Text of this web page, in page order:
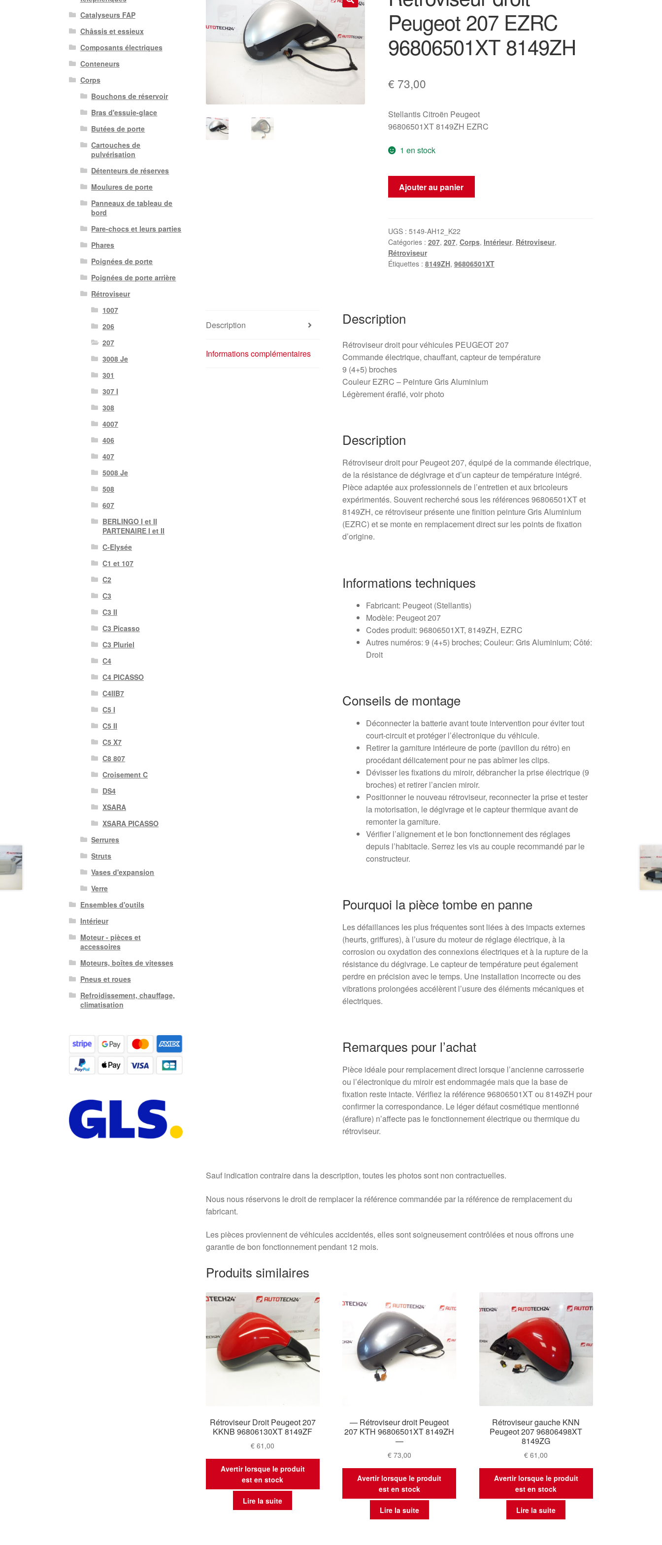
Peugeot 207 EZRC
96806501XT 8149ZH
€ 73,00
Stellantis Citroën Peugeot
96806501XT 8149ZH EZRC
1 en stock
quantité
Peugeot
207
EZRC
96806501XT
Ajouter au panier
UGS : 5149-AH12_K22
Catégories : 207, 207, Corps, Intérieur, Rétroviseur,
Rétroviseur
Étiquettes : 8149ZH, 96806501XT
Description
Informations complémentaires
Description
Rétroviseur droit pour véhicules PEUGEOT 207
Commande électrique, chauffant, capteur de température
9 (4+5) broches
Couleur EZRC – Peinture Gris Aluminium
Légèrement éraflé, voir photo
Description
Rétroviseur droit pour Peugeot 207, équipé de la commande électrique,
de la résistance de dégivrage et d’un capteur de température intégré.
Pièce adaptée aux professionnels de l’entretien et aux bricoleurs
expérimentés. Souvent recherché sous les références 96806501XT et
8149ZH, ce rétroviseur présente une finition peinture Gris Aluminium
(EZRC) et se monte en remplacement direct sur les points de fixation
d’origine.
Informations techniques
Fabricant: Peugeot (Stellantis)
Modèle: Peugeot 207
Codes produit: 96806501XT, 8149ZH, EZRC
Autres numéros: 9 (4+5) broches; Couleur: Gris Aluminium; Côté:
Droit
Conseils de montage
Déconnecter la batterie avant toute intervention pour éviter tout
court-circuit et protéger l’électronique du véhicule.
Retirer la garniture intérieure de porte (pavillon du rétro) en
procédant délicatement pour ne pas abîmer les clips.
Dévisser les fixations du miroir, débrancher la prise électrique (9
broches) et retirer l’ancien miroir.
Positionner le nouveau rétroviseur, reconnecter la prise et tester
la motorisation, le dégivrage et le capteur thermique avant de
remonter la garniture.
Vérifier l’alignement et le bon fonctionnement des réglages
depuis l’habitacle. Serrez les vis au couple recommandé par le
constructeur.
Pourquoi la pièce tombe en panne
Les défaillances les plus fréquentes sont liées à des impacts externes
(heurts, griffures), à l’usure du moteur de réglage électrique, à la
corrosion ou oxydation des connexions électriques et à la rupture de la
résistance du dégivrage. Le capteur de température peut également
perdre en précision avec le temps. Une installation incorrecte ou des
vibrations prolongées accélèrent l’usure des éléments mécaniques et
électriques.
Remarques pour l’achat
Pièce idéale pour remplacement direct lorsque l’ancienne carrosserie
ou l’électronique du miroir est endommagée mais que la base de
fixation reste intacte. Vérifiez la référence 96806501XT ou 8149ZH pour
confirmer la correspondance. Le léger défaut cosmétique mentionné
(éraflure) n’affecte pas le fonctionnement électrique ou thermique du
rétroviseur.
Sauf indication contraire dans la description, toutes les photos sont non contractuelles.
Nous nous réservons le droit de remplacer la référence commandée par la référence de remplacement du
fabricant.
Les pièces proviennent de véhicules accidentés, elles sont soigneusement contrôlées et nous offrons une
garantie de bon fonctionnement pendant 12 mois.
Produits similaires
Rétroviseur Droit Peugeot 207
KKNB 96806130XT 8149ZF
€ 61,00
Avertir lorsque le produit
est en stock
Lire la suite
— Rétroviseur droit Peugeot
207 KTH 96806501XT 8149ZH
—
€73,00
Avertir lorsque le produit
est en stock
Lire la suite
Rétroviseur gauche KNN
Peugeot 207 96806498XT
8149ZG
€ 61,00
Avertir lorsque le produit
est en stock
Lire la suite
Catalyseurs FAP
Châssis et essieux
Composants électriques
Conteneurs
Corps
Bouchons de réservoir
Bras d'essuie-glace
Butées de porte
Cartouches de
pulvérisation
Détenteurs de réserves
Moulures de porte
Panneaux de tableau de
bord
Pare-chocs et leurs parties
Phares
Poignées de porte
Poignées de porte arrière
Rétroviseur
1007
206
207
3008 Je
301
307 I
308
4007
406
407
5008 Je
508
607
BERLINGO I et II
PARTENAIRE I et II
C-Elysée
C1 et 107
C2
C3
C3 II
C3 Picasso
C3 Pluriel
C4
C4 PICASSO
C4IIB7
C5 I
C5 II
C5 X7
C8 807
Croisement C
DS4
XSARA
XSARA PICASSO
Serrures
Struts
Vases d'expansion
Verre
Ensembles d'outils
Intérieur
Moteur - pièces et
accessoires
Moteurs, boîtes de vitesses
Pneus et roues
Refroidissement, chauffage,
climatisation